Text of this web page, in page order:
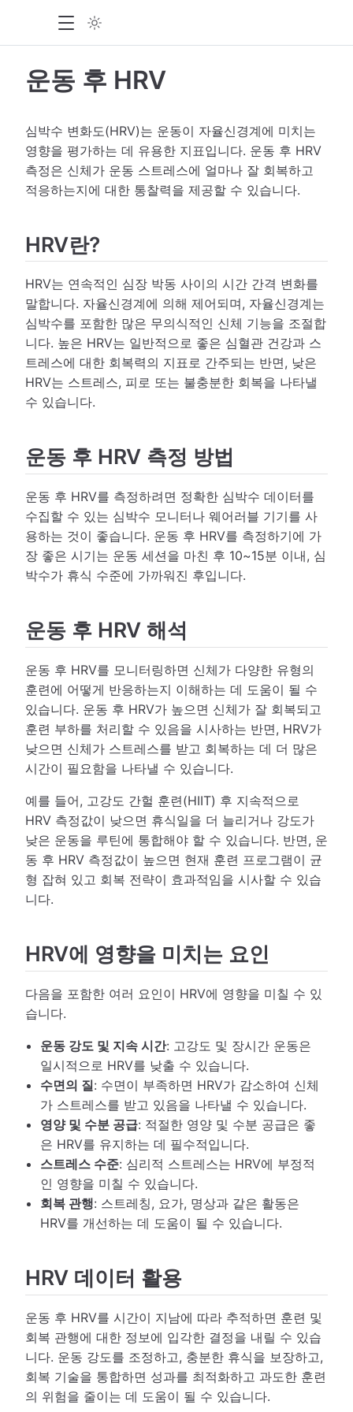
운동 후 HRV
심박수 변화도(HRV)는 운동이 자율신경계에 미치는
영향을 평가하는 데 유용한 지표입니다. 운동 후 HRV
측정은 신체가 운동 스트레스에 얼마나 잘 회복하고
적응하는지에 대한 통찰력을 제공할 수 있습니다.
HRV란?
HRV는 연속적인 심장 박동 사이의 시간 간격 변화를
말합니다. 자율신경계에 의해 제어되며, 자율신경계는
심박수를 포함한 많은 무의식적인 신체 기능을 조절합
니다. 높은 HRV는 일반적으로 좋은 심혈관 건강과 스
트레스에 대한 회복력의 지표로 간주되는 반면, 낮은
HRV는 스트레스, 피로 또는 불충분한 회복을 나타낼
수 있습니다.
운동 후 HRV 측정 방법
운동 후 HRV를 측정하려면 정확한 심박수 데이터를
수집할 수 있는 심박수 모니터나 웨어러블 기기를 사
용하는 것이 좋습니다. 운동 후 HRV를 측정하기에 가
장 좋은 시기는 운동 세션을 마친 후 10~15분 이내, 심
박수가 휴식 수준에 가까워진 후입니다.
운동 후 HRV 해석
운동 후 HRV를 모니터링하면 신체가 다양한 유형의
훈련에 어떻게 반응하는지 이해하는 데 도움이 될 수
있습니다. 운동 후 HRV가 높으면 신체가 잘 회복되고
훈련 부하를 처리할 수 있음을 시사하는 반면, HRV가
낮으면 신체가 스트레스를 받고 회복하는 데 더 많은
시간이 필요함을 나타낼 수 있습니다.
예를 들어, 고강도 간헐 훈련(HIIT) 후 지속적으로
HRV 측정값이 낮으면 휴식일을 더 늘리거나 강도가
낮은 운동을 루틴에 통합해야 할 수 있습니다. 반면, 운
동 후 HRV 측정값이 높으면 현재 훈련 프로그램이 균
형 잡혀 있고 회복 전략이 효과적임을 시사할 수 있습
니다.
HRV에 영향을 미치는 요인
다음을 포함한 여러 요인이 HRV에 영향을 미칠 수 있
습니다.
운동 강도 및 지속 시간: 고강도 및 장시간 운동은
일시적으로 HRV를 낮출 수 있습니다.
수면의 질: 수면이 부족하면 HRV가 감소하여 신체
가 스트레스를 받고 있음을 나타낼 수 있습니다.
영양 및 수분 공급: 적절한 영양 및 수분 공급은 좋
은 HRV를 유지하는 데 필수적입니다.
스트레스 수준: 심리적 스트레스는 HRV에 부정적
인 영향을 미칠 수 있습니다.
회복 관행: 스트레칭, 요가, 명상과 같은 활동은
HRV를 개선하는 데 도움이 될 수 있습니다.
HRV 데이터 활용
운동 후 HRV를 시간이 지남에 따라 추적하면 훈련 및
회복 관행에 대한 정보에 입각한 결정을 내릴 수 있습
니다. 운동 강도를 조정하고, 충분한 휴식을 보장하고,
회복 기술을 통합하면 성과를 최적화하고 과도한 훈련
의 위험을 줄이는 데 도움이 될 수 있습니다.